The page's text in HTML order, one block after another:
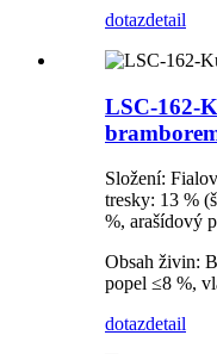
dotazdetail
LSC-162-
Složení:
tresky: 13 %
%, arašídový
Obsah živin:
popel ≤8 %,
dotazdetail